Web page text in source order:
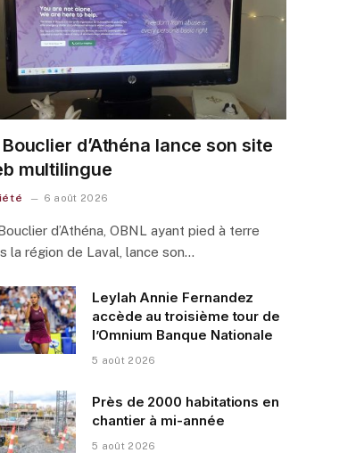
Bouclier d’Athéna lance son site
multilingue
6 août 2026
d’Athéna, OBNL ayant pied à terre
la région de Laval, lance son…
Leylah Annie Fernandez
accède au troisième tour de
l’Omnium Banque Nationale
5 août 2026
Près de 2000 habitations en
chantier à mi-année
5 août 2026